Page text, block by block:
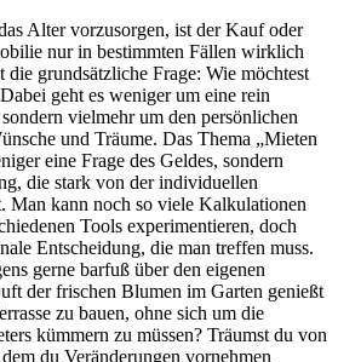
Alter vorzusorgen, ist der Kauf oder
nur in bestimmten Fällen wirklich
grundsätzliche Frage: Wie möchtest
geht es weniger um eine rein
vielmehr um den persönlichen
und Träume. Das Thema „Mieten
eine Frage des Geldes, sondern
die stark von der individuellen
Man kann noch so viele Kalkulationen
Tools experimentieren, doch
Entscheidung, die man treffen muss.
gerne barfuß über den eigenen
der frischen Blumen im Garten genießt
zu bauen, ohne sich um die
kümmern zu müssen? Träumst du von
du Veränderungen vornehmen